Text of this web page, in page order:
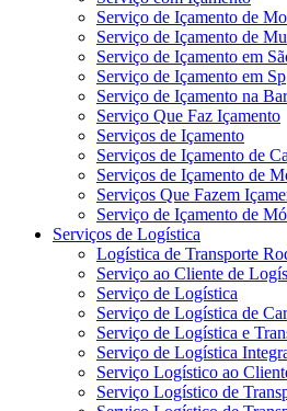
Serviço de Içamento de
Serviço de Içamento de
Serviço de Içamento em
Serviço de Içamento em Sp
Serviço de Içamento na
Serviço Que Faz Içamento
Serviços de Içamento
Serviços de Içamento de
Serviços de Içamento de
Serviços Que Fazem
Serviço de Içamento de
Serviços de Logística
Logística de Transporte
Serviço ao Cliente de
Serviço de Logística
Serviço de Logística de
Serviço de Logística e
Serviço de Logística
Serviço Logístico ao
Serviço Logístico de